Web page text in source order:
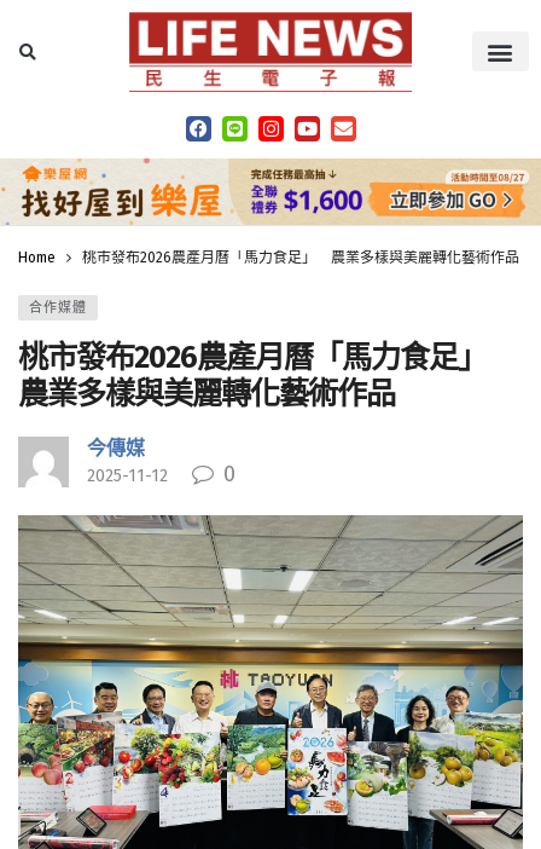
Home 桃市發布2026農產月曆「馬力食足」 農業多樣與美麗轉化藝術作品
合作媒體
桃市發布2026農產月曆「馬力食足」
農業多樣與美麗轉化藝術作品
今傳媒
2025-11-12 0